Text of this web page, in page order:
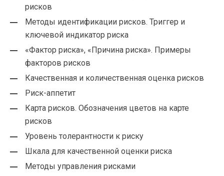
рисков
Методы идентификации рисков. Триггер и
ключевой индикатор риска
«Фактор риска», «Причина риска». Примеры
факторов рисков
Качественная и количественная оценка рисков
Риск-аппетит
Карта рисков. Обозначения цветов на карте
рисков
Уровень толерантности к риску
Шкала для качественной оценки риска
Методы управления рисками